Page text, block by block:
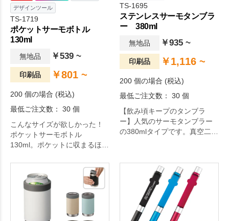
デザインツール
TS-1719
ポケットサーモボトル
130ml
無地品 ￥539 ~
印刷品 ￥801 ~
200 個の場合 (税込)
最低ご注文数： 30 個
こんなサイズが欲しかった！
ポケットサーモボトル
130ml。ポケットに収まるほど
サーモボトルです。お散歩や
通勤時など、少しだけ水分補
給をしたい時にぴったりの大
きさで、使い勝手抜群です。
応えし、カラフルにご用意い
TS-1695
ステンレスサーモタンブラ
ー 380ml
無地品 ￥935 ~
印刷品 ￥1,116 ~
200 個の場合 (税込)
最低ご注文数： 30 個
【飲み頃キープのタンブラ
ー】人気のサーモタンブラー
の380mlタイプです。真空二層
しむことができます。